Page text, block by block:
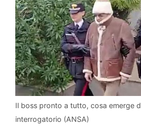
Il boss pronto a tutto, cosa emerge
interrogatorio (ANSA)